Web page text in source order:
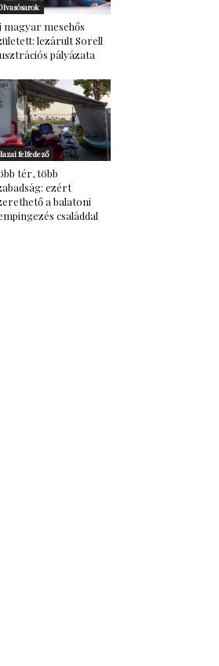
magyar mesehős
lezárult Sorell
pályázata
felfedező
tér, több
ezért
a balatoni
családdal